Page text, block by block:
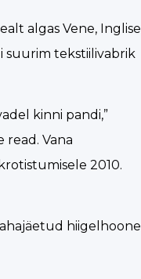
algas Vene, Inglise
suurim tekstiilivabrik
kinni pandi,”
Vana
2010.
hiigelhoone